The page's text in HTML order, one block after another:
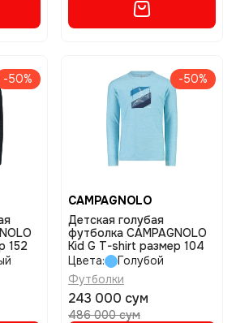
-50%
152
-50%
CAMPAGNOLO
Детская голубая
футболка CAMPAGNOLO
Kid G T-shirt размер 104
Цвета:
Голубой
Футболки
243 000 сум
486 000 сум